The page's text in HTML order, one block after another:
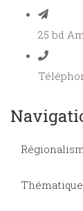
25 bd